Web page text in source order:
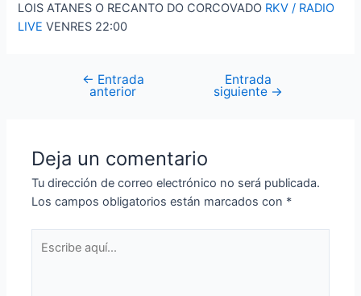
LOIS ATANES O RECANTO DO CORCOVADO RKV / RADIO
LIVE VENRES 22:00
Navegación
← Entrada
anterior
Entrada
siguiente →
Deja un comentario
Tu dirección de correo electrónico no será publicada.
Los campos obligatorios están marcados con *
aquí...